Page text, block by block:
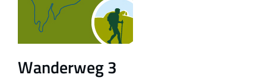
Wanderweg 3